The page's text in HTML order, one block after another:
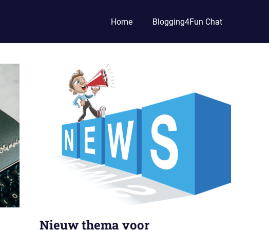
Home Blogging4Fun Chat
Nieuw thema voor